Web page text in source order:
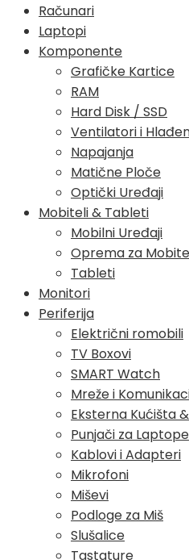
Računari
Laptopi
Komponente
Grafičke Kartice
RAM
Hard Disk / SSD
Ventilatori i
Napajanja
Matične Ploče
Optički Uređaji
Mobiteli & Tableti
Mobilni Uređaji
Oprema za
Tableti
Monitori
Periferija
Električni romobili
TV Boxovi
SMART Watch
Mreže i
Eksterna Kućišta
Punjači za Laptope
Kablovi i Adapteri
Mikrofoni
Miševi
Podloge za Miš
Slušalice
Tastature